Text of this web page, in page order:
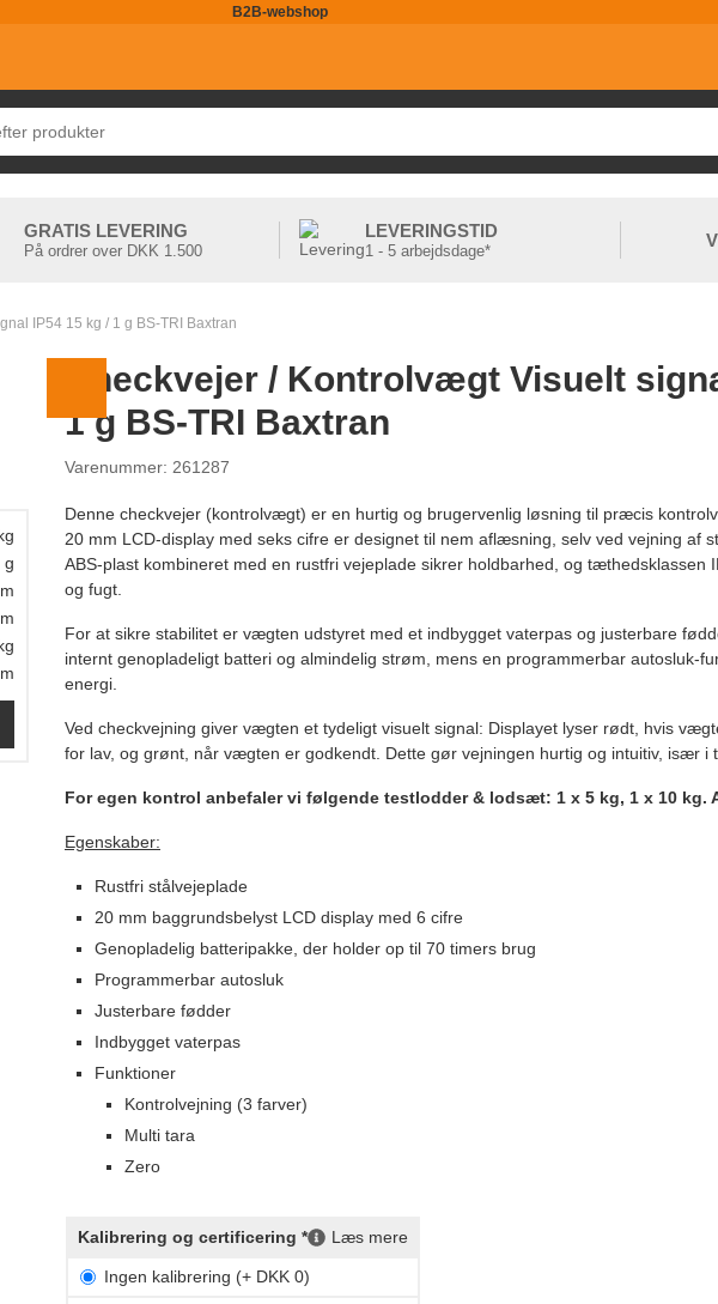
B2B-webshop
GRATIS LEVERING
På ordrer over DKK 1.500
LEVERINGSTID
1 - 5 arbejdsdage*
IP54 15 kg / 1 g BS-TRI Baxtran
g
Checkvejer / Kontrolvægt Visuelt
1 g BS-TRI Baxtran
Varenummer: 261287
Denne checkvejer (kontrolvægt) er en hurtig og brugervenlig løsning til præcis
20 mm LCD-display med seks cifre er designet til nem aflæsning, selv ved vejning af
ABS-plast kombineret med en rustfri vejeplade sikrer holdbarhed, og tæthedsklassen
og fugt.
For at sikre stabilitet er vægten udstyret med et indbygget vaterpas og justerbare
internt genopladeligt batteri og almindelig strøm, mens en programmerbar autosluk-
energi.
Ved checkvejning giver vægten et tydeligt visuelt signal: Displayet lyser rødt, hvis
for lav, og grønt, når vægten er godkendt. Dette gør vejningen hurtig og intuitiv, især i
For egen kontrol anbefaler vi følgende testlodder & lodsæt: 1 x 5 kg, 1 x 10 kg.
Egenskaber:
Rustfri stålvejeplade
20 mm baggrundsbelyst LCD display med 6 cifre
Genopladelig batteripakke, der holder op til 70 timers brug
Programmerbar autosluk
Justerbare fødder
Indbygget vaterpas
Funktioner
Kontrolvejning (3 farver)
Multi tara
Zero
Kalibrering og certificering * Læs mere
Ingen kalibrering (+ DKK 0)